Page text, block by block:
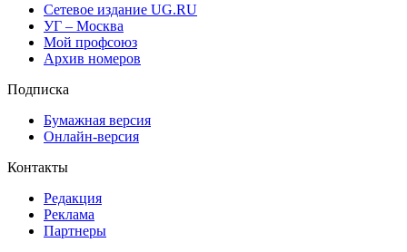
Сетевое издание UG.RU
УГ – Москва
Мой профсоюз
Архив номеров
Подписка
Бумажная версия
Онлайн-версия
Контакты
Редакция
Реклама
Партнеры